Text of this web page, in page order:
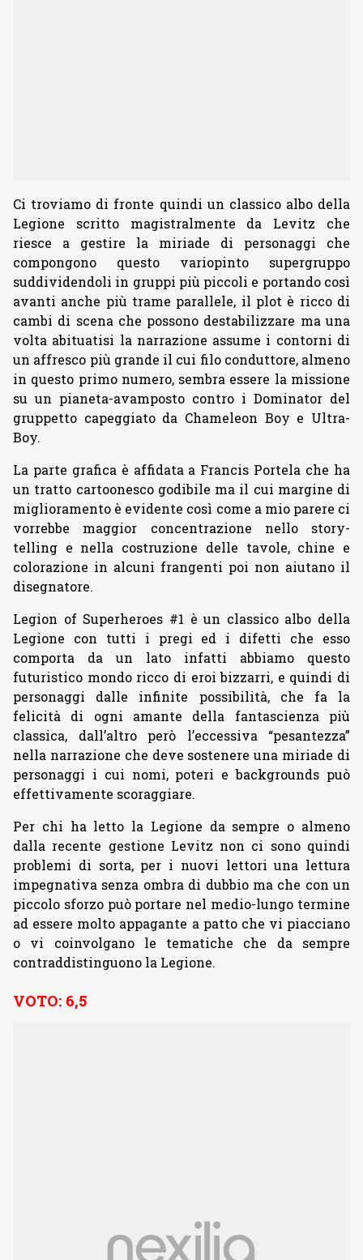
Ci troviamo di fronte quindi un classico albo della
Legione scritto magistralmente da Levitz che
riesce a gestire la miriade di personaggi che
compongono questo variopinto supergruppo
suddividendoli in gruppi più piccoli e portando così
avanti anche più trame parallele, il plot è ricco di
cambi di scena che possono destabilizzare ma una
volta abituatisi la narrazione assume i contorni di
un affresco più grande il cui filo conduttore, almeno
in questo primo numero, sembra essere la missione
su un pianeta-avamposto contro i Dominator del
gruppetto capeggiato da Chameleon Boy e Ultra-
Boy.
La parte grafica è affidata a Francis Portela che ha
un tratto cartoonesco godibile ma il cui margine di
miglioramento è evidente così come a mio parere ci
vorrebbe maggior concentrazione nello story-
telling e nella costruzione delle tavole, chine e
colorazione in alcuni frangenti poi non aiutano il
disegnatore.
Legion of Superheroes #1 è un classico albo della
Legione con tutti i pregi ed i difetti che esso
comporta da un lato infatti abbiamo questo
futuristico mondo ricco di eroi bizzarri, e quindi di
personaggi dalle infinite possibilità, che fa la
felicità di ogni amante della fantascienza più
classica, dall’altro però l’eccessiva “pesantezza”
nella narrazione che deve sostenere una miriade di
personaggi i cui nomi, poteri e backgrounds può
effettivamente scoraggiare.
Per chi ha letto la Legione da sempre o almeno
dalla recente gestione Levitz non ci sono quindi
problemi di sorta, per i nuovi lettori una lettura
impegnativa senza ombra di dubbio ma che con un
piccolo sforzo può portare nel medio-lungo termine
ad essere molto appagante a patto che vi piacciano
o vi coinvolgano le tematiche che da sempre
contraddistinguono la Legione.
VOTO: 6,5